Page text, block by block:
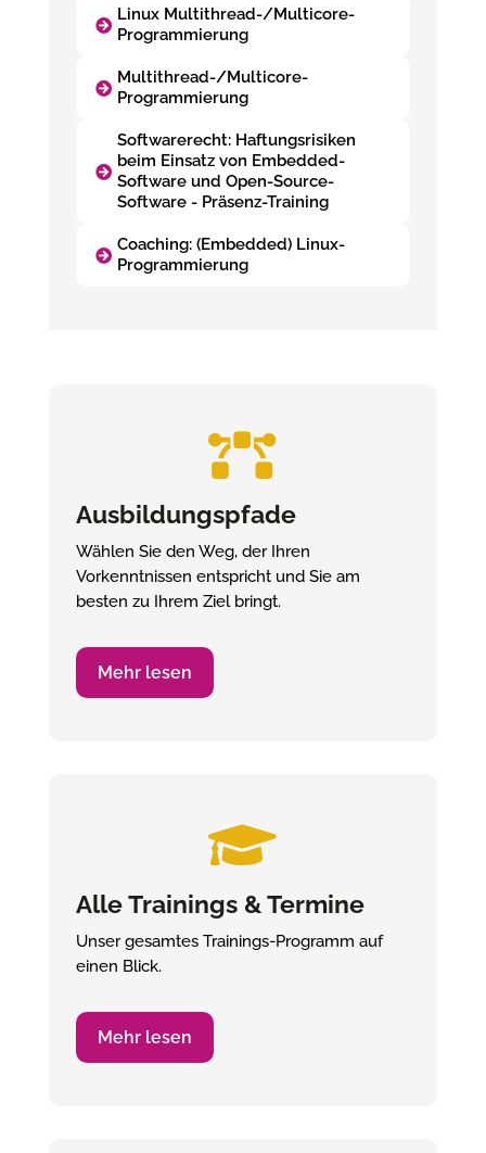
Linux Multithread-/Multicore-
Programmierung
Multithread-/Multicore-
Programmierung
Softwarerecht: Haftungsrisiken
beim Einsatz von Embedded-
Software und Open-Source-
Software - Präsenz-Training
Coaching: (Embedded) Linux-
Programmierung

Ausbildungspfade
Wählen Sie den Weg, der Ihren
Vorkenntnissen entspricht und Sie am
besten zu Ihrem Ziel bringt.
Mehr lesen

Alle Trainings & Termine
Unser gesamtes Trainings-Programm auf
einen Blick.
Mehr lesen